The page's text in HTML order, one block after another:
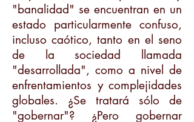
"banalidad" se encuentran en un
estado particularmente confuso,
incluso caótico, tanto en el seno
de la sociedad llamada
"desarrollada", como a nivel de
enfrentamientos y complejidades
globales. ¿Se tratará sólo de
"gobernar"? ¿Pero gobernar